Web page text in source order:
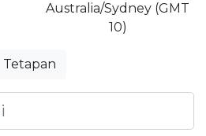
Australia/Sydney (GMT
10)
Tetapan